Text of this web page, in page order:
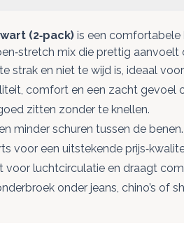
(2‑pack) is een comfortabele
mix die prettig
strak en niet te wijd is, ideaal
comfort en een zacht gevoel
zitten zonder te knellen.
minder schuren tussen de benen.
voor een uitstekende
voor luchtcirculatie en draagt
onder jeans, chino’s of